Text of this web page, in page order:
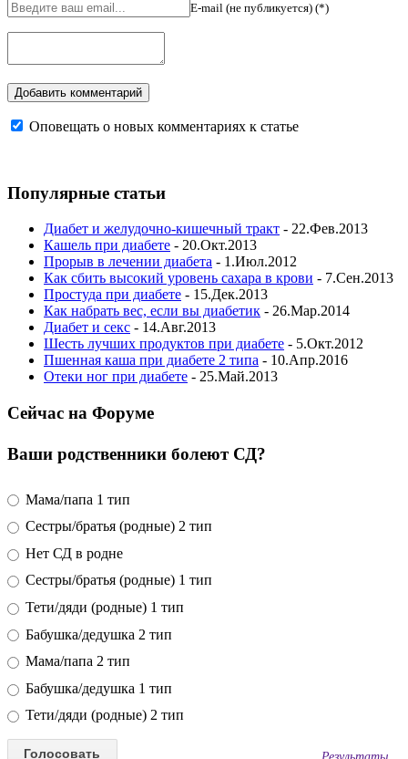
E-mail (не публикуется) (*)
Оповещать о новых комментариях к статье
Популярные статьи
Диабет и желудочно-кишечный тракт - 22.Фев.2013
Кашель при диабете - 20.Окт.2013
Прорыв в лечении диабета - 1.Июл.2012
Как сбить высокий уровень сахара в крови - 7.Сен.2013
Простуда при диабете - 15.Дек.2013
Как набрать вес, если вы диабетик - 26.Мар.2014
Диабет и секс - 14.Авг.2013
Шесть лучших продуктов при диабете - 5.Окт.2012
Пшенная каша при диабете 2 типа - 10.Апр.2016
Отеки ног при диабете - 25.Май.2013
Сейчас на Форуме
Ваши родственники болеют СД?
Мама/папа 1 тип
Сестры/братья (родные) 2 тип
Нет СД в родне
Сестры/братья (родные) 1 тип
Тети/дяди (родные) 1 тип
Бабушка/дедушка 2 тип
Мама/папа 2 тип
Бабушка/дедушка 1 тип
Тети/дяди (родные) 2 тип